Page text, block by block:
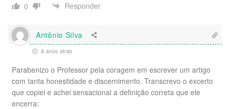
0
Responder
Antônio Silva
6 anos atrás
Parabenizo o Professor pela coragem em escrever um artigo
com tanta honestidade e discernimento. Transcrevo o excerto
que copiei e achei sensacional a definição correta que ele
encerra: